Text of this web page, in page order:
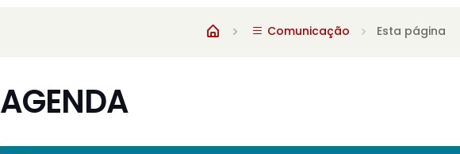
Comunicação Esta página
AGENDA